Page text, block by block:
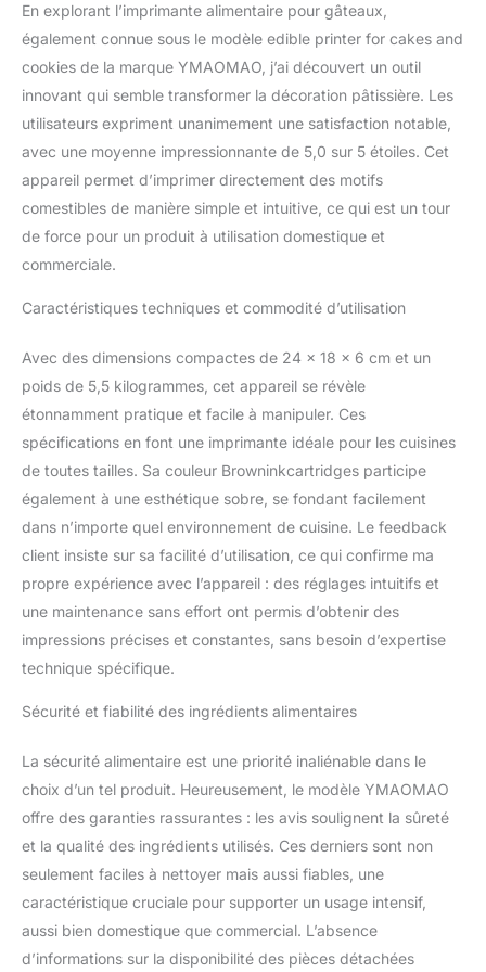
Parfait pour un usage domestique,
professionnel et autre.Puissance : 1200 mAh,
7,2 V. Taille 174 mm * 53 mm * 30 mm.Poids :
standard/charge unique. ღ【FACILE À
UTILISER AVEC L'APP】 L'APP peut définir
différents modèles pour répondre à vos
différents besoins. L'imprimante est destinée
à différentes surfaces, ce qui facilite la
création de designs personnalisés sur
différentes surfaces, créant ainsi plus de
possibilités !. Une fois la première impression
pour imprimer à nouveau sans le télécharger
DE L'ENVIRONNEMENT】 Choisissez une
encre comestible de haute qualité pour
imprimés sont sûrs à manger et n'affecteront
pas le goût des aliments. Il peut également
être en contact direct avec la peau, non
irritant et facile à nettoyer. ღ 【 CONTENU DE
LA BOÎTE 】 PrintPen x 1, Cartouche d'encre
x 1, Règle auxiliaire x 1, Câble USB x 1,
Couverture Pritective x 1, Instructions x 1. Si
vous avez des questions sur le produit,
veuillez nous envoyer un e-mail à temps et
nous répondrons à vos questions dans les
plus brefs délais.
En explorant l’imprimante alimentaire pour gâteaux,
également connue sous le modèle edible printer for cakes and
cookies de la marque YMAOMAO, j’ai découvert un outil
innovant qui semble transformer la décoration pâtissière. Les
utilisateurs expriment unanimement une satisfaction notable,
avec une moyenne impressionnante de 5,0 sur 5 étoiles. Cet
appareil permet d’imprimer directement des motifs
comestibles de manière simple et intuitive, ce qui est un tour
de force pour un produit à utilisation domestique et
commerciale.
Caractéristiques techniques et commodité d’utilisation
Avec des dimensions compactes de 24 x 18 x 6 cm et un
poids de 5,5 kilogrammes, cet appareil se révèle
étonnamment pratique et facile à manipuler. Ces
spécifications en font une imprimante idéale pour les cuisines
de toutes tailles. Sa couleur Browninkcartridges participe
également à une esthétique sobre, se fondant facilement
dans n’importe quel environnement de cuisine. Le feedback
client insiste sur sa facilité d’utilisation, ce qui confirme ma
propre expérience avec l’appareil : des réglages intuitifs et
une maintenance sans effort ont permis d’obtenir des
impressions précises et constantes, sans besoin d’expertise
technique spécifique.
Sécurité et fiabilité des ingrédients alimentaires
La sécurité alimentaire est une priorité inaliénable dans le
choix d’un tel produit. Heureusement, le modèle YMAOMAO
offre des garanties rassurantes : les avis soulignent la sûreté
et la qualité des ingrédients utilisés. Ces derniers sont non
seulement faciles à nettoyer mais aussi fiables, une
caractéristique cruciale pour supporter un usage intensif,
aussi bien domestique que commercial. L’absence
d’informations sur la disponibilité des pièces détachées